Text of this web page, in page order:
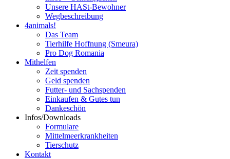
Unsere HASt-Bewohner
Wegbeschreibung
4animals!
Das Team
Tierhilfe Hoffnung (Smeura)
Pro Dog Romania
Mithelfen
Zeit spenden
Geld spenden
Futter- und Sachspenden
Einkaufen & Gutes tun
Dankeschön
Infos/Downloads
Formulare
Mittelmeerkrankheiten
Tierschutz
Kontakt